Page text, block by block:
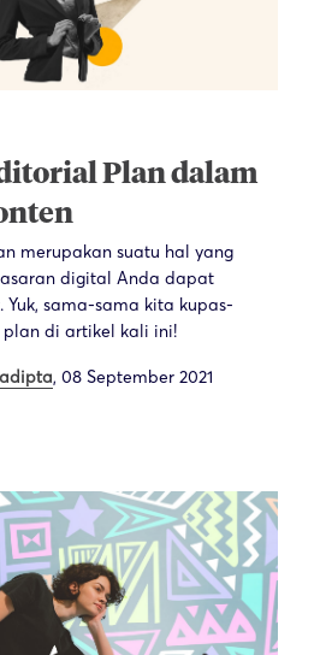
Plan dalam
merupakan suatu hal yang
digital Anda dapat
sama-sama kita kupas-
di artikel kali ini!
, 08 September 2021